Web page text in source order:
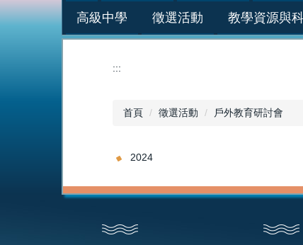
高級中學 徵選活動 教學資源與
:::
首頁 徵選活動 戶外教育研討會
2024